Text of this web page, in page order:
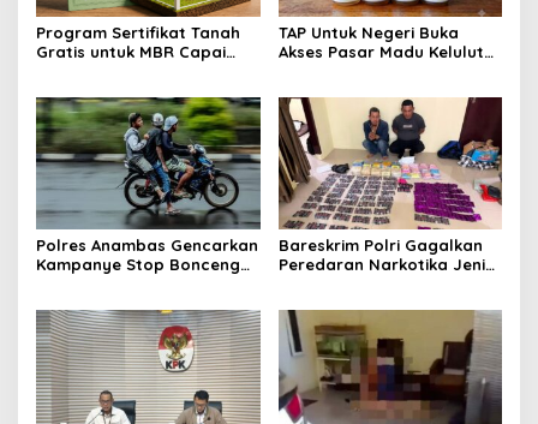
Program Sertifikat Tanah
Gratis untuk MBR Capai
Sebulan
TAP Untuk Negeri Buka
Akses Pasar Madu Kelulut
Polres Anambas Gencarkan
Kampanye Stop Bonceng
di Jalan
Bareskrim Polri Gagalkan
Peredaran Narkotika Jenis
Ditangkap